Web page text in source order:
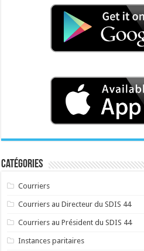
Catégories
Courriers
Courriers au Directeur du SDIS 44
Courriers au Président du SDIS 44
Instances paritaires